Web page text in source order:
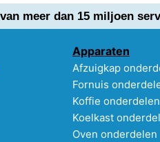
meer dan 15 miljoen
Apparaten
Afzuigkap
Fornuis
Koffie onderdelen
Koelkast
Oven onderdelen